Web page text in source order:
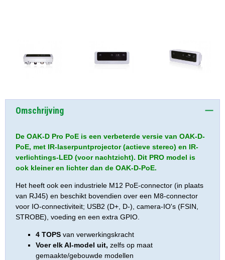
Omschrijving
De OAK-D Pro PoE is een verbeterde versie van OAK-D-
PoE, met IR-laserpuntprojector (actieve stereo) en IR-
verlichtings-LED (voor nachtzicht). Dit PRO model is
ook kleiner en lichter dan de OAK-D-PoE.
Het heeft ook een industriele M12 PoE-connector (in plaats
van RJ45) en beschikt bovendien over een M8-connector
voor IO-connectiviteit; USB2 (D+, D-), camera-IO's (FSIN,
STROBE), voeding en een extra GPIO.
4 TOPS van verwerkingskracht
Voer elk AI-model uit, zelfs op maat
gemaakte/gebouwde modellen